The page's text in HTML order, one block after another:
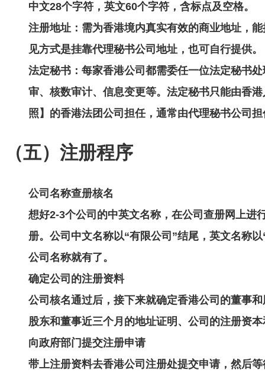
中文28个字符，英文60个字符，含标点及空格。
注册地址 ：需为香港境内真实有效的商业地址，
见方式是挂靠代理秘书公司地址，也可自行提供。
法定秘书 ：每家香港公司都需委任一位法定秘书
审、核数审计、信息变更等。法定秘书只能由香
照】的香港法团公司担任，通常由代理秘书公司担
（五）注册程序
公司名称查册核名
想好2-3个公司的中英文名称，在公司查册网上进
册。公司中文名称以“有限公司”结尾，英文名称
公司名称就有了。
确定公司的注册资料
公司核名通过后，接下来就确定香港公司的董事
股东和董事近三个月的地址证明、公司的注册资
向政府部门提交注册申请
带上注册资料去香港公司注册处提交申请，然后